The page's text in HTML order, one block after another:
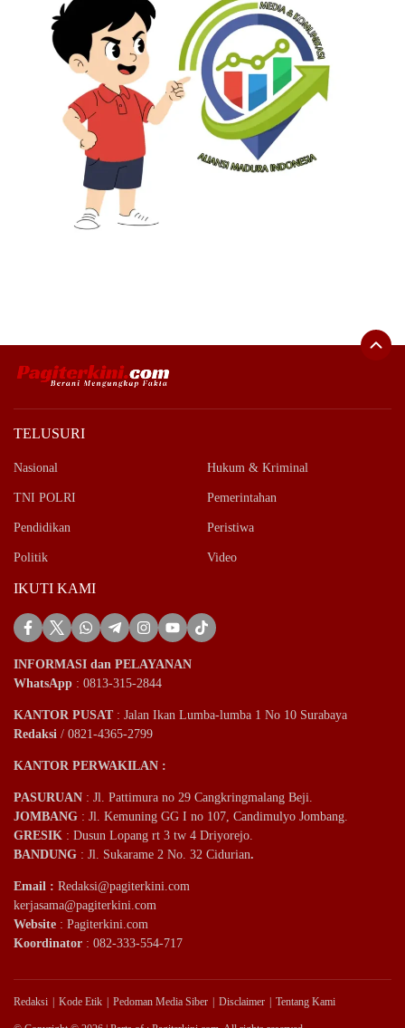
TELUSURI
Nasional Hukum & Kriminal
TNI POLRI Pemerintahan
Pendidikan Peristiwa
Politik Video
IKUTI KAMI
INFORMASI dan PELAYANAN
WhatsApp : 0813-315-2844
KANTOR PUSAT: Jalan Ikan Lumba-lumba 1 No 10 Surabaya
Redaksi / 0821-4365-2799
KANTOR PERWAKILAN :
PASURUAN : Jl. Pattimura no 29 Cangkringmalang Beji.
JOMBANG : Jl. Kemuning GG I no 107, Candimulyo Jombang.
GRESIK : Dusun Lopang rt 3 tw 4 Driyorejo.
BANDUNG : Jl. Sukarame 2 No. 32 Cidurian.
Email : Redaksi@pagiterkini.com
kerjasama@pagiterkini.com
Website : Pagiterkini.com
Koordinator : 082-333-554-717
Redaksi Kode Etik Pedoman Media Siber Disclaimer Tentang Kami